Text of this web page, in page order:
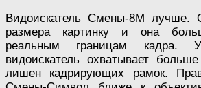
Видоискатель Смены-8М лучше.
размера картинку и она
реальным границам кадра.
видоискатель охватывает
лишен кадрирующих рамок.